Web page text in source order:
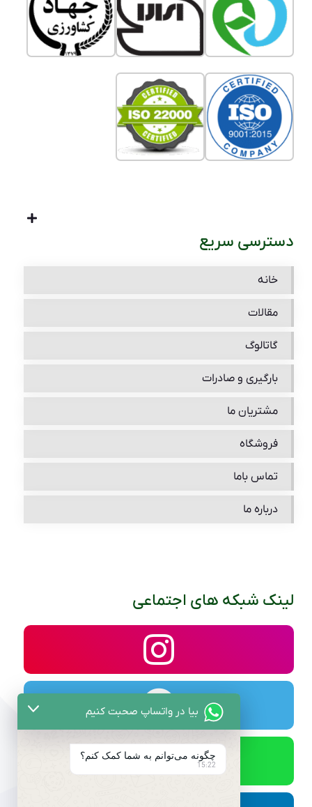
دسترسی سریع
خانه
مقالات
گاتالوگ
بارگیری و صادرات
مشتریان ما
فروشگاه
تماس باما
درباره ما
لینک شبکه های اجتماعی
بیا در واتساپ صحبت کنیم
چگونه می‌توانم به شما کمک کنم؟
15:22